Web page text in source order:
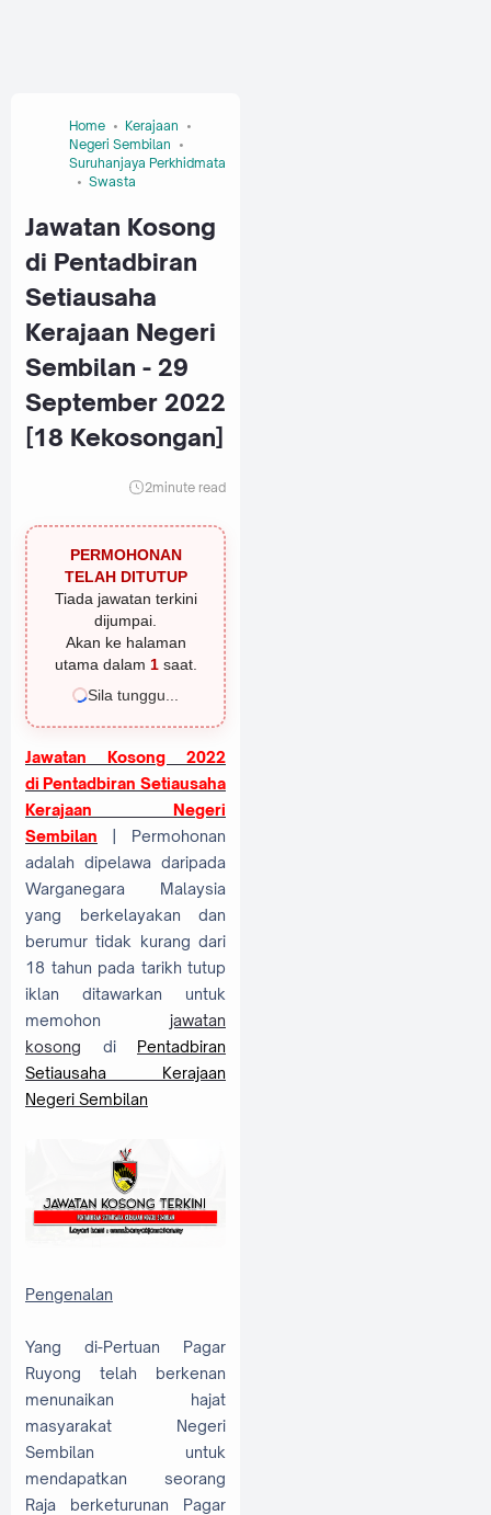
Home
Kerajaan
Negeri Sembilan
Suruhanjaya Perkhidmatan Awam Malaysia (SPA)
Swasta
Jawatan Kosong
di Pentadbiran
Setiausaha
Kerajaan Negeri
Sembilan - 29
September 2022
[18 Kekosongan]
2minute read
PERMOHONAN
TELAH DITUTUP
Tiada jawatan terkini
dijumpai.
Akan ke halaman
utama dalam 1saat.
Sila tunggu...
Jawatan Kosong 2022
di Pentadbiran Setiausaha
Kerajaan Negeri
Sembilan | Permohonan
adalah dipelawa daripada
Warganegara Malaysia
yang berkelayakan dan
berumur tidak kurang dari
18 tahun pada tarikh tutup
iklan ditawarkan untuk
memohon jawatan
kosong di Pentadbiran
Setiausaha Kerajaan
Negeri Sembilan
Pengenalan
Yang di-Pertuan Pagar
Ruyong telah berkenan
menunaikan hajat
masyarakat Negeri
Sembilan untuk
mendapatkan seorang
Raja berketurunan Pagar